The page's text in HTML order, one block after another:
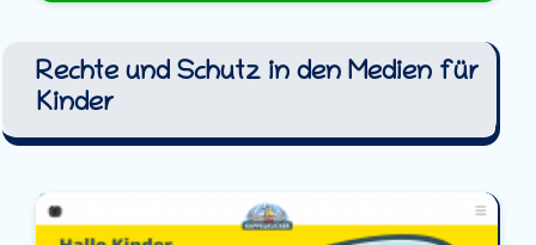
Rech­te und Schutz in den Me­di­en für
Kin­der